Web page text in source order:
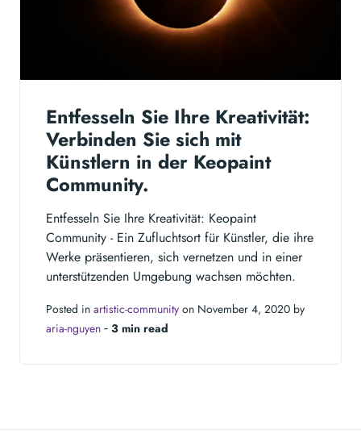
Entfesseln Sie Ihre Kreativität:
Verbinden Sie sich mit
Künstlern in der Keopaint
Community.
Entfesseln Sie Ihre Kreativität: Keopaint
Community - Ein Zufluchtsort für Künstler, die ihre
Werke präsentieren, sich vernetzen und in einer
unterstützenden Umgebung wachsen möchten.
Posted in artistic-community on November 4, 2020 by
aria-nguyen ‐ 3 min read